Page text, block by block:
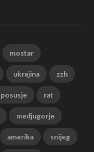
mostar
ukrajina zzh
posusje rat
medjugorje
amerika snijeg